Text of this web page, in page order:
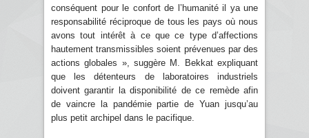
conséquent pour le confort de l’humanité il ya une
responsabilité réciproque de tous les pays où nous
avons tout intérêt à ce que ce type d’affections
hautement transmissibles soient prévenues par des
actions globales », suggère M. Bekkat expliquant
que les détenteurs de laboratoires industriels
doivent garantir la disponibilité de ce remède afin
de vaincre la pandémie partie de Yuan jusqu’au
plus petit archipel dans le pacifique.